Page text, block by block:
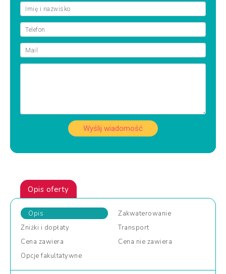
Wyślij wiadomość
Opis oferty
Opis
Zakwaterowanie
Zniżki i dopłaty
Transport
Cena zawiera Cena nie zawiera
Opcje fakultatywne